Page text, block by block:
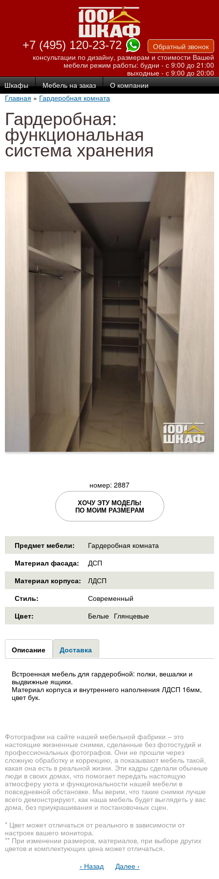
Перейти к
основному
содержанию
+7 (495) 120-23-72
Обратный звонок
консультации по дизайну, размерам и стоимости Вашей
мебели режим работы: будни - с 9:00 до 21:00
выходные - с 9:00 до 20:00
Шкафы Мебель на заказ О компании
Главная » Гардеробная комната
Гардеробная:
функциональная
система хранения
номер: 2887
ХОЧУ ЭТУ МОДЕЛЬ!
ПО МОИМ РАЗМЕРАМ
Предмет мебели:
Гардеробная комната
Материал фасада:
ДСП
Материал корпуса:
ЛДСП
Стиль:
Современный
Цвет:
Белые Глянцевые
Group1
Описание (активная
вкладка)
Доставка
Встроенная мебель для гардеробной: полки, вешалки и
выдвижные ящики.
Материал корпуса и внутреннего наполнения ЛДСП 16мм,
цвет бук.
Фотографии на сайте нашей мебельной фабрики – это
настоящие жизненные снимки, сделанные без фотостудий и
профессиональных фотографов. Они не прошли через
сложную обработку и коррекцию, а показывают мебель такой,
какая она есть в реальной жизни. Эти кадры сделали обычные
люди в своих домах, что помогает передать настоящую
атмосферу уюта и функциональности нашей мебели в
повседневной обстановке. Мы верим, что такие снимки лучше
всего демонстрируют, как наша мебель будет выглядеть у вас
дома, без приукрашивания и постановочных сцен.
* Цвет может отличаться от реального в зависимости от
настроек вашего монитора.
** При изменении размеров, материалов, при выборе других
цветов и комплектующих цена может отличаться.
‹ Назад
Далее ›